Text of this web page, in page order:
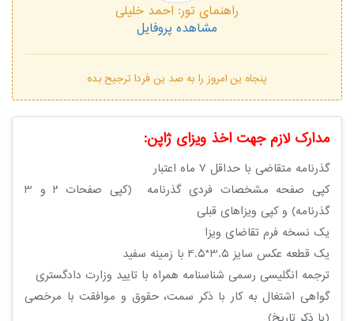
راهنمای تور: احمد خلیلی
مشاهده پروفایل
پنجاه ین امروز را به صد ین فردا ترجیح بده
مدارک لازم جهت اخذ ویزای ژاپن:
گذرنامه متقاضی با حداقل 7 ماه اعتبار
کپی صفحه مشخصات فردی گذرنامه (کپی صفحات 2 و 3
گذرنامه) و کپی ویزاهای قبلی
یک نسخه فرم تقاضای ویزا
یک قطعه عکس سایز 3.5*4.5 با زمینه سفید
ترجمه انگلیسی رسمی شناسنامه همراه با تایید وزارت دادگستری
گواهی اشتغال به کار با ذکر سمت، حقوق و موافقت با مرخصی